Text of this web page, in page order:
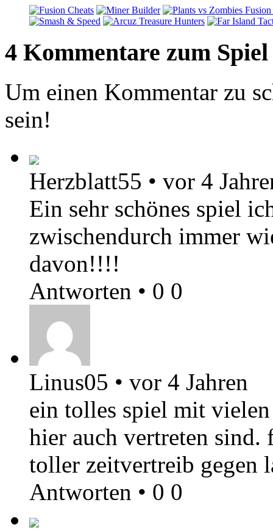
4 Kommentare zum Spiel
Um einen Kommentar zu
sein!
Herzblatt55 • vor 4
Ein sehr schönes spiel
zwischendurch immer
davon!!!!
Antworten • 0 0
Linus05 • vor 4 Jahren
ein tolles spiel mit
hier auch vertreten sind.
toller zeitvertreib gegen
Antworten • 0 0